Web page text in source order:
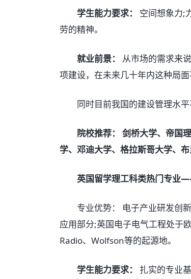
学生能力要求：
空间想象力;
劳的精神。
就业前景：
从市场的需求来
项建设，在未来几十年内这种局
同时目前我国的建设管理水平
院校推荐： 剑桥大学、 帝国
学、邓迪大学、格拉斯哥大学、布
英国留学理工科类热门专业
专业优势： 电子产业研发创新
应用部分;英国电子电气工程处于
Radio、Wolfson等的起源地。
学生能力要求： 扎实的专业